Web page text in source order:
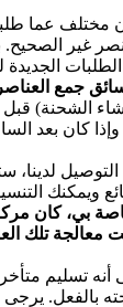
مختلف عما
الصحيح.
الجديدة
لدينا،
ويمكنك
بي، كان
تلك
تسليم
بالفعل.